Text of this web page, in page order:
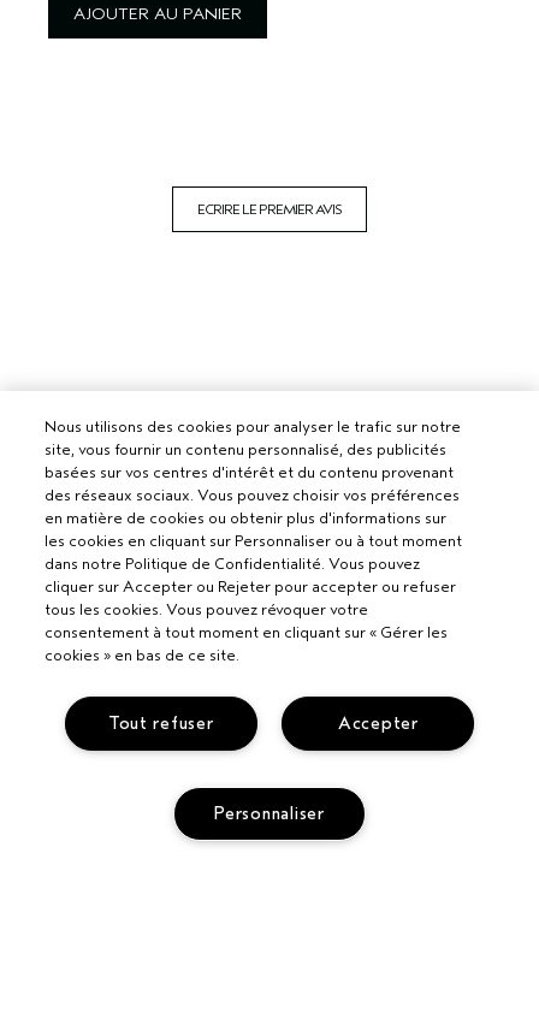
AJOUTER AU PANIER
ECRIRE LE PREMIER AVIS
Pour les professionnels
Nous utilisons des cookies pour analyser le trafic sur notre
site, vous fournir un contenu personnalisé, des publicités
basées sur vos centres d'intérêt et du contenu provenant
des réseaux sociaux. Vous pouvez choisir vos préférences
en matière de cookies ou obtenir plus d'informations sur
les cookies en cliquant sur Personnaliser ou à tout moment
dans notre Politique de Confidentialité. Vous pouvez
cliquer sur Accepter ou Rejeter pour accepter ou refuser
tous les cookies. Vous pouvez révoquer votre
consentement à tout moment en cliquant sur « Gérer les
cookies » en bas de ce site.
Accepter
Tout refuser
Personnaliser